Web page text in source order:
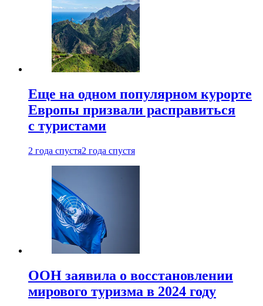
Еще на одном популярном курорте
Европы призвали расправиться
с туристами
2 года спустя2 года спустя
ООН заявила о восстановлении
мирового туризма в 2024 году